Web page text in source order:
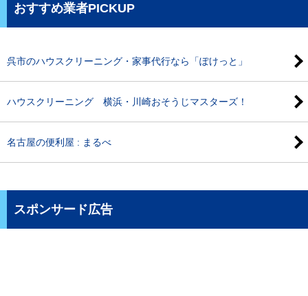
おすすめ業者PICKUP
呉市のハウスクリーニング・家事代行なら「ぽけっと」
ハウスクリーニング 横浜・川崎おそうじマスターズ！
名古屋の便利屋 : まるべ
スポンサード広告